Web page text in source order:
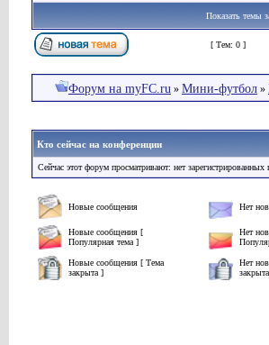
Показать темы
[ Тем: 0 ]
Форум на myFC.ru » Мини-футбол »
Кто сейчас на конференции
Сейчас этот форум просматривают: нет зарегистрированных
Новые сообщения Нет
Новые сообщения [
Популярная тема ]
Нет
Новые сообщения [ Тема
закрыта ]
Нет